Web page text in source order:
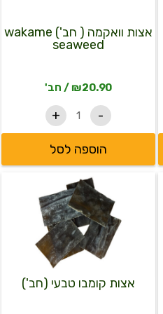
אצות וואקמה ( חב') wakame
seaweed
₪20.90 / חב'
-
+
הוספה לסל
אצות קומבו טבעי (חב')
כמות
של
אצות
קומבו
טבעי
(חב')